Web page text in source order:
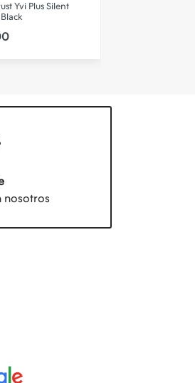
Yvi Plus Silent
nosotros